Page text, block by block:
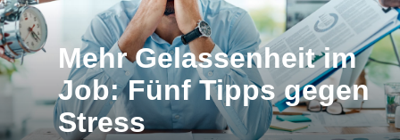
Mehr Gelassenheit im
Job: Fünf Tipps gegen
Stress